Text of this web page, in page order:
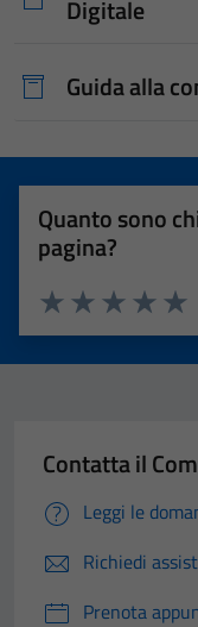
Digitale
Guida alla
Quanto sono
pagina?
Valuta
Valuta 3
Valuta 2 stelle
Valuta 1 stelle su 5
Contatta il
Leggi le
Richiedi
Prenota